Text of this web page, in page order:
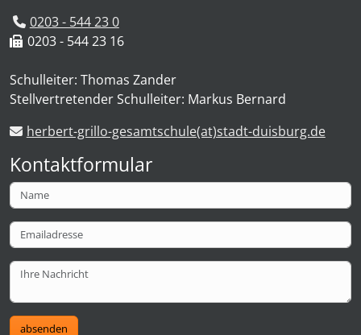
0203 - 544 23 0
0203 - 544 23 16
Schulleiter: Thomas Zander
Stellvertretender Schulleiter: Markus Bernard
herbert-grillo-gesamtschule(at)stadt-duisburg.de
Kontaktformular
absenden